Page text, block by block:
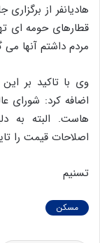
هادیانفر از
مردم داشتم آنها
وی با تاکید بر
اضافه کرد: شورای
هاست. البته به
اصلاحات قیمت را
تسنیم
مسکن